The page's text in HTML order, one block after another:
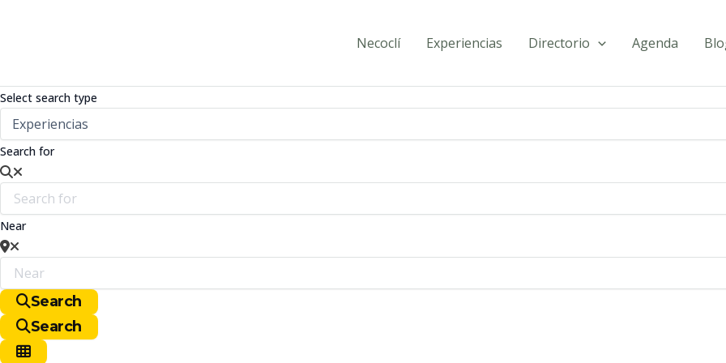
Necoclí Experiencias Directorio Agenda
Select search type
Search for
Near
Search
Search